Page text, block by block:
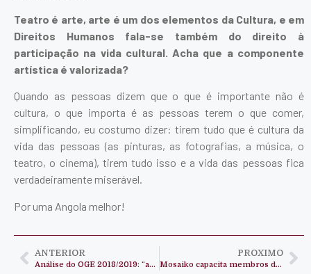
Teatro é arte, arte é um dos elementos da Cultura, e em
Direitos Humanos fala-se também do direito à
participação na vida cultural. Acha que a componente
artística é valorizada?
Quando as pessoas dizem que o que é importante não é
cultura, o que importa é as pessoas terem o que comer,
simplificando, eu costumo dizer: tirem tudo que é cultura da
vida das pessoas (as pinturas, as fotografias, a música, o
teatro, o cinema), tirem tudo isso e a vida das pessoas fica
verdadeiramente miserável.
Por uma Angola melhor!
ANTERIOR
Análise do OGE 2018/2019: “aumentar não é suficiente”- Berlamino Jelembi
PROXIMO
Mosaiko capacita membros de Grupos Locais em Direito das Sucessões